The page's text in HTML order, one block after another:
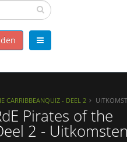
CARRIBBEANQUIZ - DEEL 2
Pirates of the
2 -